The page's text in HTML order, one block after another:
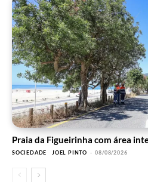
Praia da Figueirinha com área
SOCIEDADE JOEL PINTO - 08/08/2026